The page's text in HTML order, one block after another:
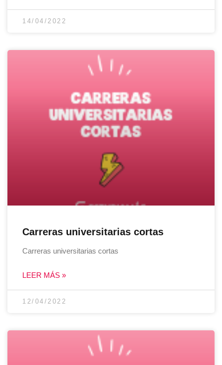
14/04/2022
Carreras universitarias cortas
Carreras universitarias cortas
LEER MÁS »
12/04/2022